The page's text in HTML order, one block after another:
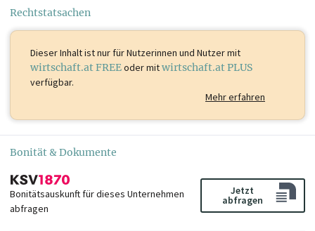
Rechtstatsachen
Dieser Inhalt istnur für Nutzerinnen und Nutzer mit
wirtschaft.at FREEoder mitwirtschaft.at PLUS
verfügbar.
Mehr erfahren
Bonität & Dokumente
Bonitätsauskunft für dieses Unternehmen
abfragen
Jetzt
abfragen